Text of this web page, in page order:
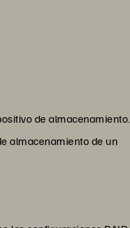
de almacenamiento.
almacenamiento de un